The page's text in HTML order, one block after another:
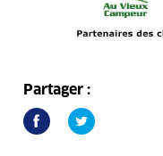
Partager :